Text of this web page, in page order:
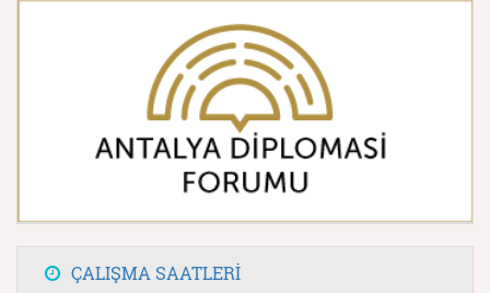
ÇALIŞMA SAATLERİ